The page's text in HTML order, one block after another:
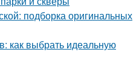
подборка оригинальных
как выбрать идеальную